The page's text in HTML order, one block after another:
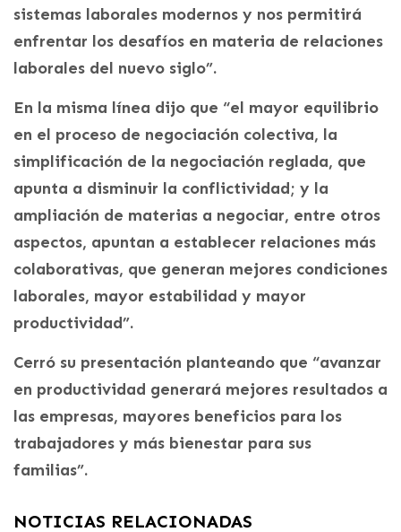
sistemas laborales modernos y nos permitirá
enfrentar los desafíos en materia de relaciones
laborales del nuevo siglo”.
En la misma línea dijo que “el mayor equilibrio
en el proceso de negociación colectiva, la
simplificación de la negociación reglada, que
apunta a disminuir la conflictividad; y la
ampliación de materias a negociar, entre otros
aspectos, apuntan a establecer relaciones más
colaborativas, que generan mejores condiciones
laborales, mayor estabilidad y mayor
productividad”.
Cerró su presentación planteando que “avanzar
en productividad generará mejores resultados a
las empresas, mayores beneficios para los
trabajadores y más bienestar para sus
familias”.
NOTICIAS RELACIONADAS